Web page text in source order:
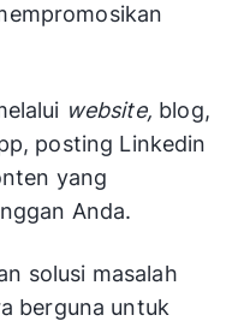
website, blog,
posting Linkedin
yang
Anda.
solusi masalah
berguna untuk